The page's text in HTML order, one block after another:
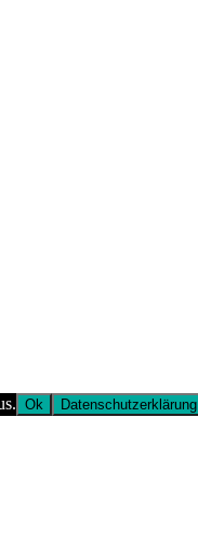
Ok Datenschutzerklärung